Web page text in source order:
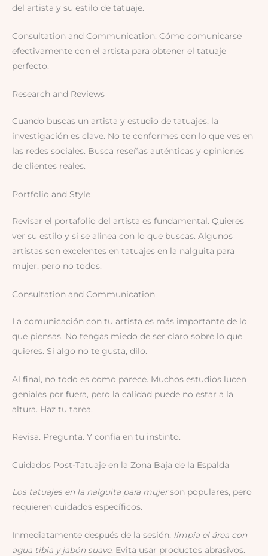
del artista y su estilo de tatuaje.
Consultation and Communication: Cómo comunicarse
efectivamente con el artista para obtener el tatuaje
perfecto.
Research and Reviews
Cuando buscas un artista y estudio de tatuajes, la
investigación es clave. No te conformes con lo que ves en
las redes sociales. Busca reseñas auténticas y opiniones
de clientes reales.
Portfolio and Style
Revisar el portafolio del artista es fundamental. Quieres
ver su estilo y si se alinea con lo que buscas. Algunos
artistas son excelentes en tatuajes en la nalguita para
mujer, pero no todos.
Consultation and Communication
La comunicación con tu artista es más importante de lo
que piensas. No tengas miedo de ser claro sobre lo que
quieres. Si algo no te gusta, dilo.
Al final, no todo es como parece. Muchos estudios lucen
geniales por fuera, pero la calidad puede no estar a la
altura. Haz tu tarea.
Revisa. Pregunta. Y confía en tu instinto.
Cuidados Post-Tatuaje en la Zona Baja de la Espalda
Los tatuajes en la nalguita para mujerson populares, pero
requieren cuidados específicos.
Inmediatamente después de la sesión, limpia el área con
agua tibia y jabón suave. Evita usar productos abrasivos.